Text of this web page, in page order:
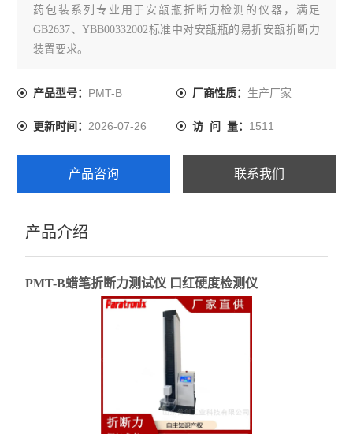
轴偏差（圆跳动）测试仪
安瓿瓶折断力测试仪
偏光应力仪
壁厚测试仪
药包装系列专业用于安瓿瓶折断力检测的仪器，满足
GB2637、YBB00332002标准中对安瓿瓶的易折安瓿折断力
装置要求。
产品型号： PMT-B 厂商性质： 生产厂家
更新时间：2026-07-26 访 问 量： 1511
产品咨询 联系我们
产品介绍
PMT-B蜡笔折断力测试仪 口红硬度检测仪